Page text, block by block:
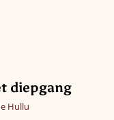
diepgang
Hullu